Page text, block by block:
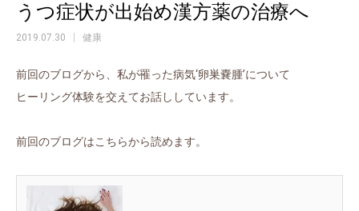
うつ症状が出始め漢方薬の治療へ
2019.07.30 健康
前回のブログから、私が罹った病気‘卵巣嚢腫’について
ヒーリング体験を交えてお話ししています。
前回のブログはこちらから読めます。